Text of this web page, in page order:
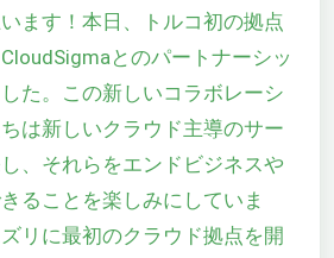
ます！本日、トルコ初の拠点
とのパートナーシッ
た。この新しいコラボレーシ
は新しいクラウド主導のサー
、それらをエンドビジネスや
ることを楽しみにしていま
リに最初のクラウド拠点を開